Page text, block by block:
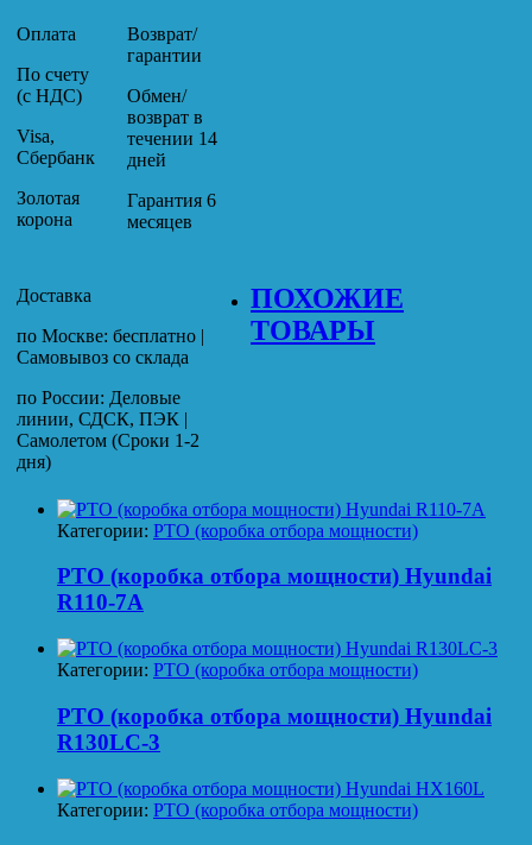
Оплата
По счету
(с НДС)
Visa,
Сбербанк
Золотая
корона
Возврат/
гарантии
Обмен/
возврат в
течении 14
дней
Гарантия 6
месяцев
Доставка
по Москве: бесплатно |
Самовывоз со склада
по России: Деловые
линии, СДСК, ПЭК |
Самолетом (Сроки 1-2
дня)
ПОХОЖИЕ
ТОВАРЫ
Категории: PTO (коробка отбора мощности)
PTO (коробка отбора мощности) Hyundai
R110-7A
Категории: PTO (коробка отбора мощности)
PTO (коробка отбора мощности) Hyundai
R130LC-3
Категории: PTO (коробка отбора мощности)